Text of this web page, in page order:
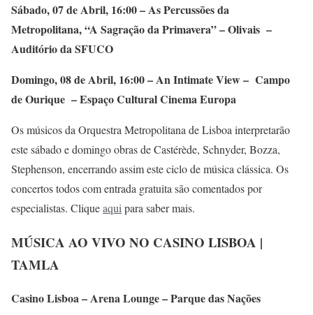
Sábado, 07 de Abril, 16:00 – As Percussões da
Metropolitana, “A Sagração da Primavera” – Olivais –
Auditório da SFUCO
Domingo, 08 de Abril, 16:00 – An Intimate View – Campo
de Ourique – Espaço Cultural Cinema Europa
Os músicos da Orquestra Metropolitana de Lisboa interpretarão
este sábado e domingo obras de Castérède, Schnyder, Bozza,
Stephenson, encerrando assim este ciclo de música clássica. Os
concertos todos com entrada gratuita são comentados por
especialistas. Cliqueaqui para saber mais.
MÚSICA AO VIVO NO CASINO LISBOA |
TAMLA
Casino Lisboa – Arena Lounge – Parque das Nações